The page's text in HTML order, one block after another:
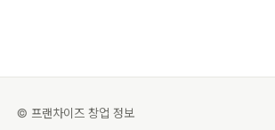
© 프랜차이즈 창업 정보